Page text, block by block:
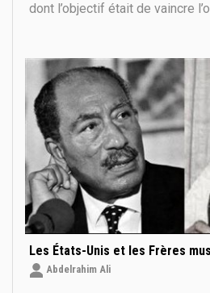
dont l’objectif était de vaincre
des Frères musulmans et de
Les États-Unis et les Frères
Abdelrahim Ali